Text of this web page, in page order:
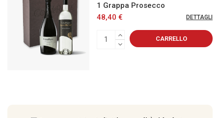
1 Grappa Prosecco
48,40 €
DETTAGLI
CARRELLO